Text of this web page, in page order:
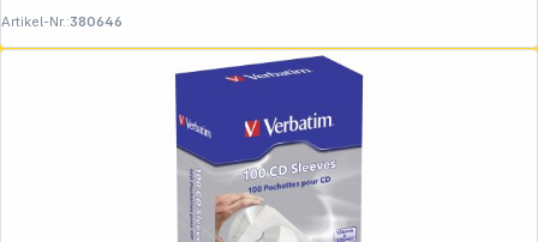
Artikel-Nr.:380646